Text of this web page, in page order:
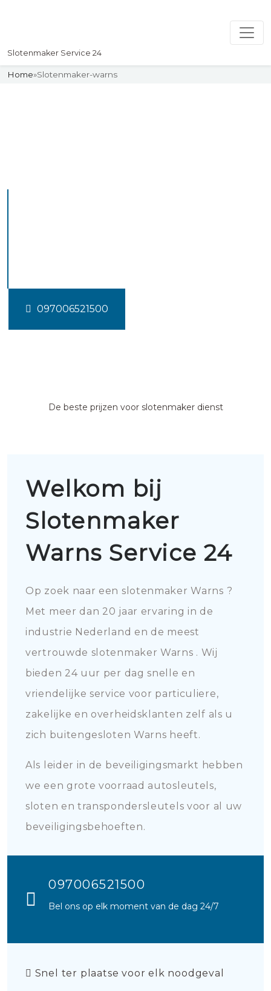
Slotenmaker Service 24
Home»Slotenmaker-warns
097006521500
De beste prijzen voor slotenmaker dienst
Welkom bij
Slotenmaker
Warns Service 24
Op zoek naar een slotenmaker Warns ?
Met meer dan 20 jaar ervaring in de
industrie Nederland en de meest
vertrouwde slotenmaker Warns . Wij
bieden 24 uur per dag snelle en
vriendelijke service voor particuliere,
zakelijke en overheidsklanten zelf als u
zich buitengesloten Warns heeft.
Als leider in de beveiligingsmarkt hebben
we een grote voorraad autosleutels,
sloten en transpondersleutels voor al uw
beveiligingsbehoeften.
097006521500
Bel ons op elk moment van de dag 24/7
Snel ter plaatse voor elk noodgeval